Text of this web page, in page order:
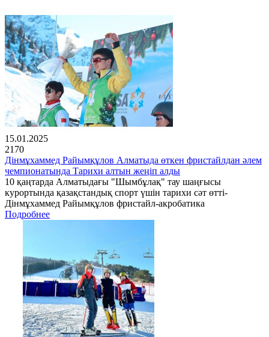
15.01.2025
2170
Дінмұхаммед Райымқұлов Алматыда өткен фристайлдан әлем
чемпионатында Тарихи алтын жеңіп алды
10 қаңтарда Алматыдағы "Шымбұлақ" тау шаңғысы
курортында қазақстандық спорт үшін тарихи сәт өтті-
Дінмұхаммед Райымқұлов фристайл-акробатика
Подробнее